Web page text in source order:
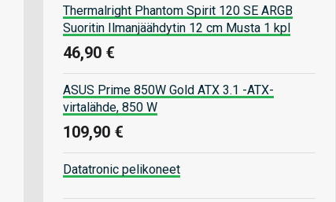
Thermalright Phantom Spirit 120 SE ARGB
Suoritin Ilmanjäähdytin 12 cm Musta 1 kpl
46,90 €
ASUS Prime 850W Gold ATX 3.1 -ATX-
virtalähde, 850 W
109,90 €
Datatronic pelikoneet